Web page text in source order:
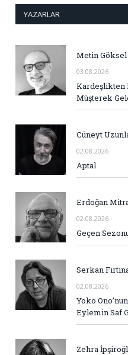
YAZARLAR
Metin Göksel
03.08.2026
Kardeşlikten
Müşterek
Cüneyt
02.08.2026
Aptal
Erdoğan
02.08.2026
Geçen
Serkan
02.08.2026
Yoko
Eylemin Saf
Zehra